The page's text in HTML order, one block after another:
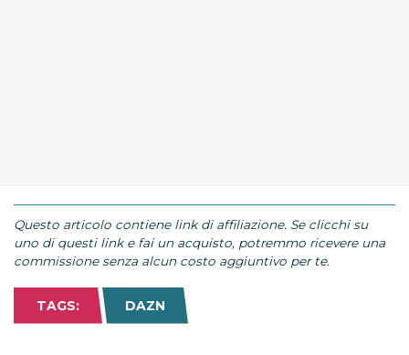
Questo articolo contiene link di affiliazione. Se clicchi su
uno di questi link e fai un acquisto, potremmo ricevere una
commissione senza alcun costo aggiuntivo per te.
TAGS: DAZN